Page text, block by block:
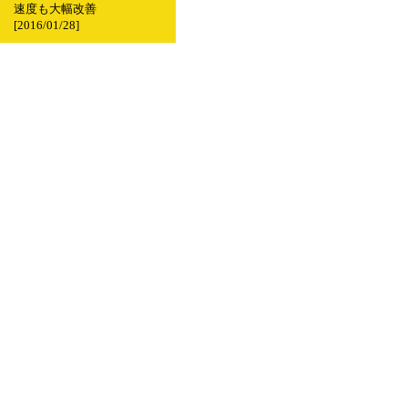
速度も大幅改善
[2016/01/28]